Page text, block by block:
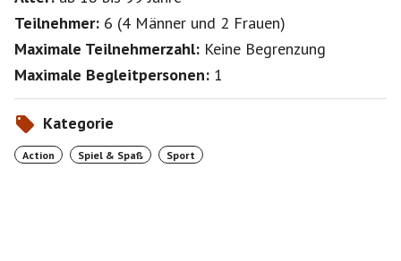
Teilnehmer: 6 (4 Männer und 2 Frauen)
Maximale Teilnehmerzahl: Keine Begrenzung
Maximale Begleitpersonen: 1
Kategorie
Action Spiel & Spaß Sport